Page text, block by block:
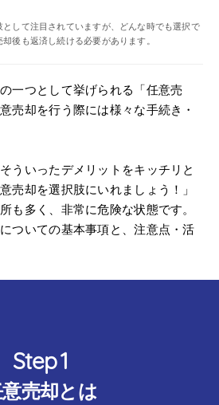
して注目されていますが、どんな時でも選択で
後も返済し続ける必要があります。
一つとして挙げられる「任意売
売却を行う際には様々な手続き・
ういったデメリットをキッチリと
売却を選択肢にいれましょう！」
も多く、非常に危険な状態です。
ついての基本事項と、注意点・活
売却とは